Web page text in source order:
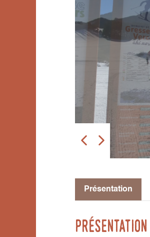
Présentation
Présentation